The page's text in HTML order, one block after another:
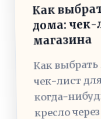
Как
дома: чек-
магазина
Как
чек-лист
когда-
кресло